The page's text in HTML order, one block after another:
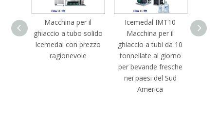
Macchina per il
ghiaccio a tubo solido
Icemedal con prezzo
ragionevole
Icemedal IMT10
Macchina per il
ghiaccio a tubi da 10
tonnellate al giorno
per bevande fresche
nei paesi del Sud
America